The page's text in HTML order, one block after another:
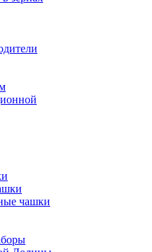
чашки